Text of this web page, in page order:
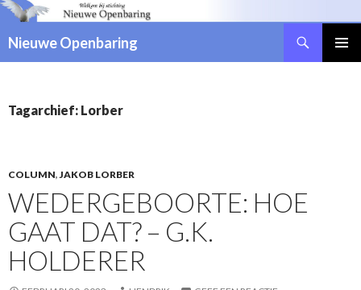
Nieuwe Openbaring
SPRINGEN
Tagarchief: Lorber
COLUMN,JAKOB LORBER
WEDERGEBOORTE: HOE
GAAT DAT? – G.K.
HOLDERER